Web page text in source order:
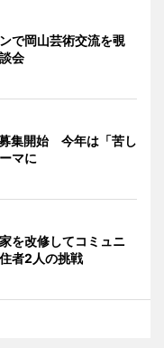
で岡山芸術交流を覗
会
集開始 今年は「苦し
マに
を改修してコミュニ
者2人の挑戦